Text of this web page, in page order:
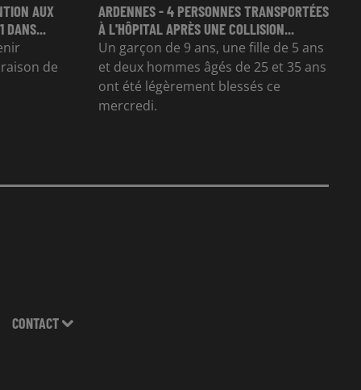
AUX
DANS...
de
ARDENNES - 4 PERSONNES TRANSPORTÉES
À L'HÔPITAL APRÈS UNE COLLISION...
Un garçon de 9 ans, une fille de 5 ans
et deux hommes âgés de 25 et 35 ans
ont été légèrement blessés ce
mercredi.
CONTACT